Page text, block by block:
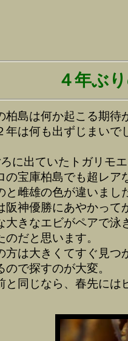
４年ぶ
柏島は何か起こる期待
年は何も出ずじまいで
に出ていたトガリモ
の宝庫柏島でも超レア
と雌雄の色が違いまし
阪神優勝にあやかって
大きなエビがペアで泳
のだと思います。
方は大きくてすぐ見
ので探すのが大変。
と同じなら、春先に